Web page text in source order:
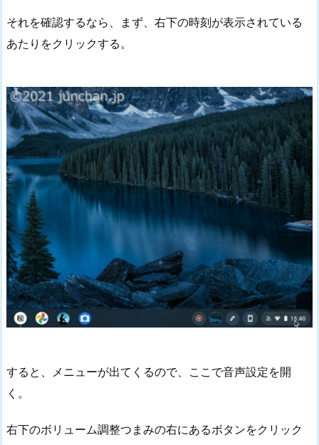
それを確認するなら、まず、右下の時刻が表示されている
あたりをクリックする。
すると、メニューが出てくるので、ここで音声設定を開
く。
右下のボリューム調整つまみの右にあるボタンをクリック